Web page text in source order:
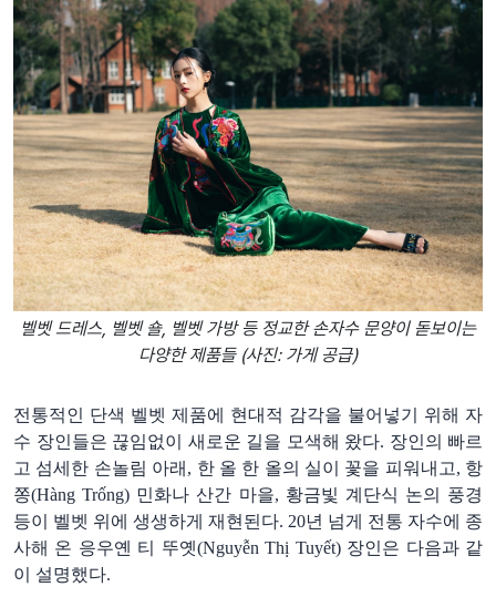
벨벳 드레스, 벨벳 숄, 벨벳 가방 등 정교한 손자수 문양이 돋보이는
다양한 제품들 (사진: 가게 공급)
전통적인 단색 벨벳 제품에 현대적 감각을 불어넣기 위해 자
수 장인들은 끊임없이 새로운 길을 모색해 왔다. 장인의 빠르
고 섬세한 손놀림 아래 , 한 올 한 올의 실이 꽃을 피 워내 고, 항
쫑(Hàng Trống) 민화나 산간 마을, 황금빛 계단식 논의
풍경
등이
벨벳 위에 생생하게 재현된다. 20년 넘게 전통 자수에 종
사해 온 응우옌 티 뚜옛(Nguyễn Thị Tuyết) 장인은 다음과 같
이
설명했다.